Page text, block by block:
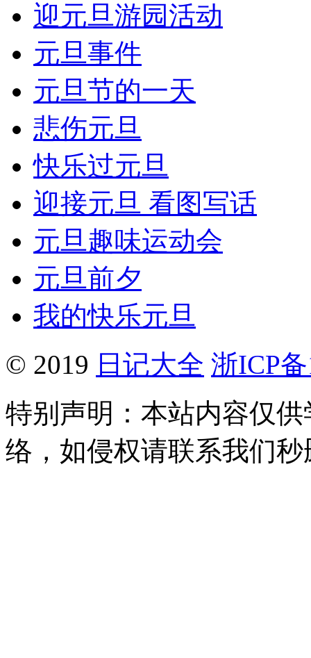
迎元旦游园活动
元旦事件
元旦节的一天
悲伤元旦
快乐过元旦
迎接元旦 看图写话
元旦趣味运动会
元旦前夕
我的快乐元旦
© 2019 日记大全 浙ICP
特别声明：本站内容仅
络，如侵权请联系我们秒